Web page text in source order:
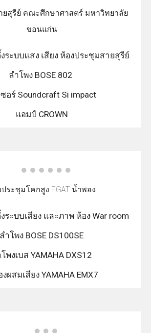
ยสุรีย์ คณะศึกษาศาสตร์ มหาวิทยาลัย
ขอนแก่น
ระบบแสง เสียง ห้องประชุมสายสุรีย์
ลำโพง BOSE 802
ซอร์ Soundcraft Si impact
แอมป์ CROWN
ระชุมโคกสูง EGAT น้ำพอง
ะบบเสียง และภาพ ห้อง War room
ลำโพง BOSE DS100SE
พงเบส YAMAHA DXS12
งผสมเสียง YAMAHA EMX7